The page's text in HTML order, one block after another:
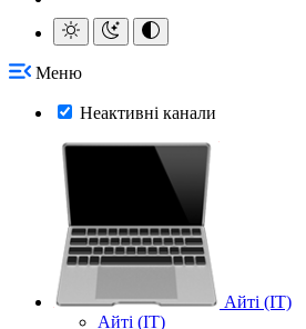
Меню
Неактивні канали
Айті (IT)
Айті (IT)